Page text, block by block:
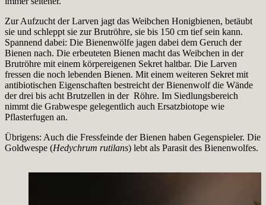
Zur Aufzucht der Larven jagt das Weibchen Honigbienen, betäubt
sie und schleppt sie zur Brutröhre, sie bis 150 cm tief sein kann.
Spannend dabei: Die Bienenwölfe jagen dabei dem Geruch der
Bienen nach. Die erbeuteten Bienen macht das Weibchen in der
Brutröhre mit einem körpereigenen Sekret haltbar. Die Larven
fressen die noch lebenden Bienen. Mit einem weiteren Sekret mit
antibiotischen Eigenschaften bestreicht der Bienenwolf die Wände
der drei bis acht Brutzellen in der Röhre. Im Siedlungsbereich
nimmt die Grabwespe gelegentlich auch Ersatzbiotope wie
Pflasterfugen an.
Übrigens: Auch die Fressfeinde der Bienen haben Gegenspieler. Die
Goldwespe (Hedychrum rutilans) lebt als Parasit des Bienenwolfes.